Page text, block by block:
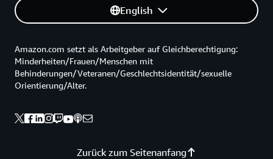
English
Zurück zum Seitenanfang
Amazon.com setzt als Arbeitgeber auf Gleichberechtigung:
Minderheiten/Frauen/Menschen mit
Behinderungen/Veteranen/Geschlechtsidentität/sexuelle
Orientierung/Alter.